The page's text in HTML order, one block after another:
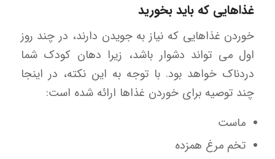
غذاهایی که باید بخورید
خوردن غذاهایی که نیاز به جویدن دارند، در چند روز
اول می تواند دشوار باشد، زیرا دهان کودک شما
دردناک خواهد بود. با توجه به این نکته، در اینجا
چند توصیه برای خوردن غذاها ارائه شده است:
ماست
تخم مرغ همزده